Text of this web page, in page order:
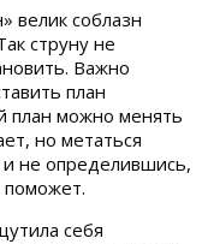
велик соблазн
струну не
Важно
план
план можно менять
но метаться
не определившись,
поможет.
себя